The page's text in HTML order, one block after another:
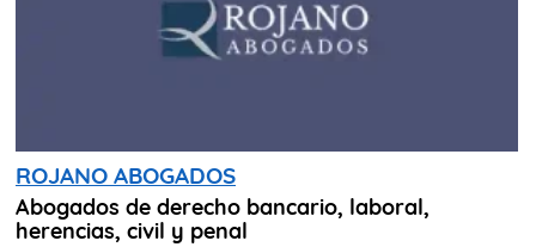
ROJANO ABOGADOS
Abogados de derecho bancario, laboral,
herencias, civil y penal